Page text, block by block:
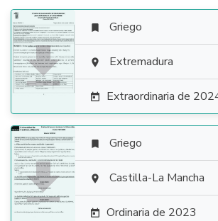

 Griego
 Extremadura
 Extraordinaria de

 Griego
 Castilla-La Mancha
 Ordinaria de 2023